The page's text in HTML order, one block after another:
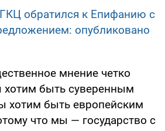
обратился к Епифанию с
опубликовано
мнение четко
хотим быть суверенным
хотим быть европейским
что мы — государство с